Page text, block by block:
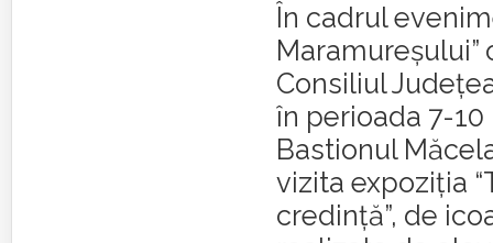
În cadrul
Maramureşului”
Consiliul
în perioada 7-10
Bastionul
vizita expoziţia
credinţă”, de